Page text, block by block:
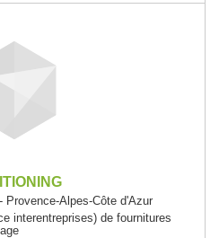
Provence-Alpes-Côte d'Azur
interentreprises) de fournitures